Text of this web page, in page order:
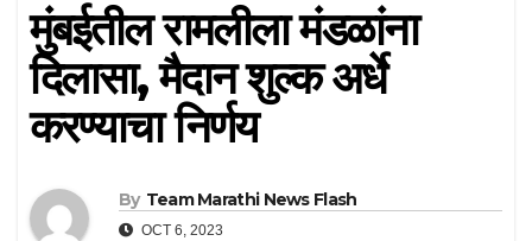
मुंबईतील रामलीला मंडळांना
दिलासा, मैदान शुल्क अर्धे
करण्याचा निर्णय
By Team Marathi News Flash
OCT 6, 2023